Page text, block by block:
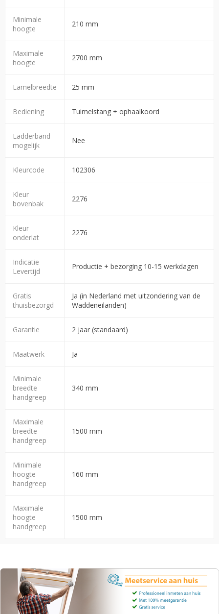
Minimale
hoogte
210 mm
Maximale
hoogte
2700 mm
Lamelbreedte 25 mm
Bediening Tuimelstang + ophaalkoord
Ladderband
mogelijk
Nee
Kleurcode 102306
Kleur
bovenbak
2276
Kleur
onderlat
2276
Indicatie
Levertijd
Productie + bezorging 10-15 werkdagen
Gratis
thuisbezorgd
Ja (in Nederland met uitzondering van de
Waddeneilanden)
Garantie 2 jaar (standaard)
Maatwerk Ja
Minimale
breedte
handgreep
340 mm
Maximale
breedte
handgreep
1500 mm
Minimale
hoogte
handgreep
160 mm
Maximale
hoogte
handgreep
1500 mm